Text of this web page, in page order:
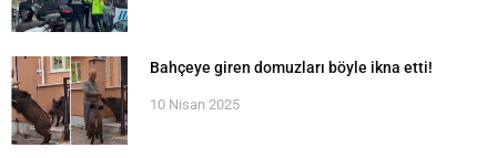
Bahçeye giren domuzları böyle ikna etti!
10 Nisan 2025